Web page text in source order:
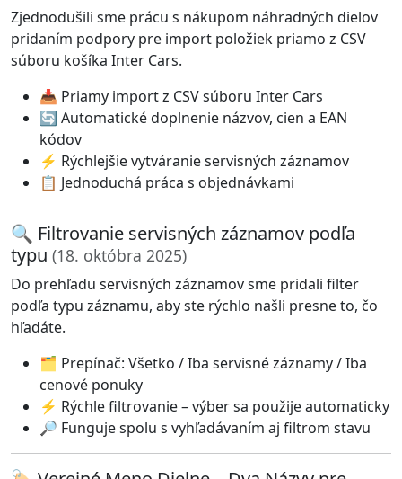
Zjednodušili sme prácu s nákupom náhradných dielov
pridaním podpory pre import položiek priamo z CSV
súboru košíka Inter Cars.
📥 Priamy import z CSV súboru Inter Cars
🔄 Automatické doplnenie názvov, cien a EAN
kódov
⚡ Rýchlejšie vytváranie servisných záznamov
📋 Jednoduchá práca s objednávkami
🔍 Filtrovanie servisných záznamov podľa
typu (18. októbra 2025)
Do prehľadu servisných záznamov sme pridali filter
podľa typu záznamu, aby ste rýchlo našli presne to, čo
hľadáte.
🗂️ Prepínač: Všetko / Iba servisné záznamy / Iba
cenové ponuky
⚡ Rýchle filtrovanie – výber sa použije automaticky
🔎 Funguje spolu s vyhľadávaním aj filtrom stavu